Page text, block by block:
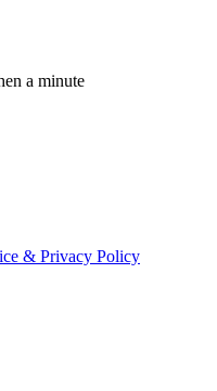
a minute
& Privacy Policy